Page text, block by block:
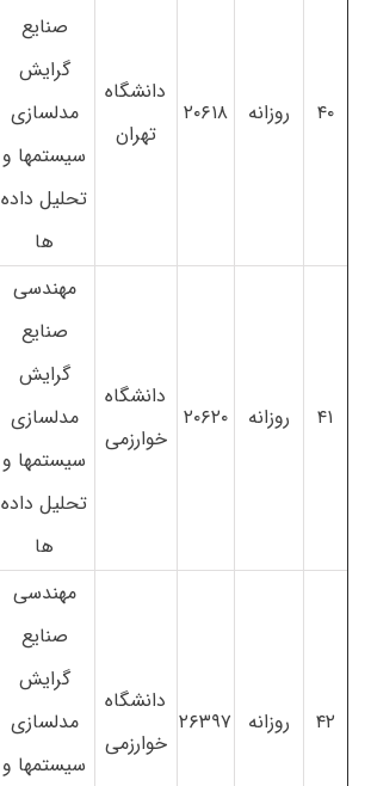
۴۰ روزانه ۲۰۶۱۸
دانشگاه
تهران
صنایع
گرایش
مدلسازی
سیستمها و
تحلیل داده
ها
۴۱ روزانه ۲۰۶۲۰
دانشگاه
خوارزمی
مهندسی
صنایع
گرایش
مدلسازی
سیستمها و
تحلیل داده
ها
۴۲ روزانه ۲۶۳۹۷
دانشگاه
خوارزمی
مهندسی
صنایع
گرایش
مدلسازی
سیستمها و